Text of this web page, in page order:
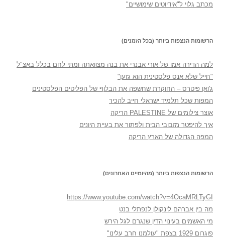
מכתב גלוי ל"אידיוטים שימושיים"
הרשומות הנצפות ביותר (בכל הזמנים)
למה הדירה אמו של אורי אבנרי את בנה מצוואתה ומתי לחם בכלל באצ"ל
"חייל שלא אנס פלסטינית הוא גזען"
ג'ואן פיטרס – החוקרת שחשפה את הבלוף של הפליטים הפלסטינים
המפות שכל תלמיד ישראלי חייב להכיר
אוצר צילומים של PALESTINE הריקה
איך להיפטר מזבובי הבית ולפתור את בעיית היונים
המפה הגדולה של הארץ הריקה
הרשומות הנצפות ביותר (מהיומיים האחרונים)
https://www.youtube.com/watch?v=4OcaMRLTyGI
מה בין אברהם לינקולן לנפתלי בנט
מי האשמים בעינוי הדין שנגרם לגל הירש
פוגרום 1929 בצפת "עולמנו חרב עלינו"